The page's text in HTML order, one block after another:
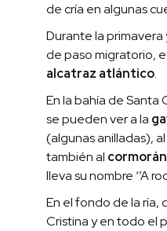
de cría en algunas
Durante la
de paso migratorio,
alcatraz atlántico.
En la bahía de Santa
se pueden ver a la
(algunas anilladas), al
también al
lleva su nombre ‘’A
En el fondo de la ría,
Cristina y en todo el